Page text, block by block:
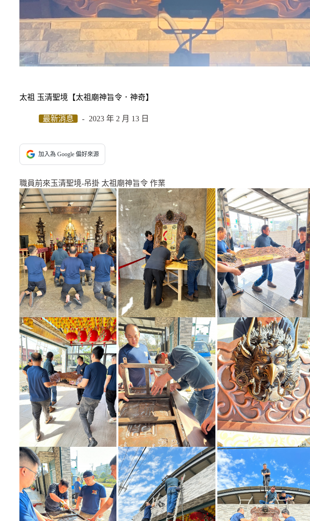
太祖 玉清聖境【太祖廟神旨令．神奇】
最新消息 2023 年 2 月 13 日
加入為 Google 偏好來源
職員前來玉清聖境-吊掛 太祖廟神旨令 作業